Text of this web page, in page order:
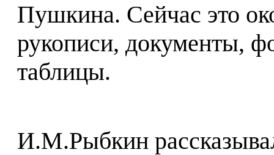
Пушкина. Сейчас это
рукописи, документы,
таблицы.
И.М.Рыбкин